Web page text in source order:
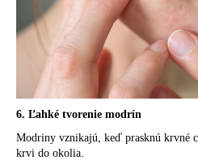
6. Ľahké tvorenie modrín
Modriny vznikajú, keď prasknú krvné
krvi do okolia.